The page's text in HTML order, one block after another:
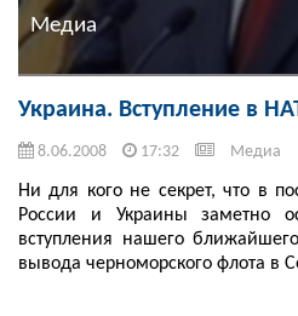
Медиа
Украина. Вступление в
8.06.2008 17:32 Медиа
Ни для кого не секрет, что в
России и Украины заметно
вступления нашего
вывода черноморского флота в